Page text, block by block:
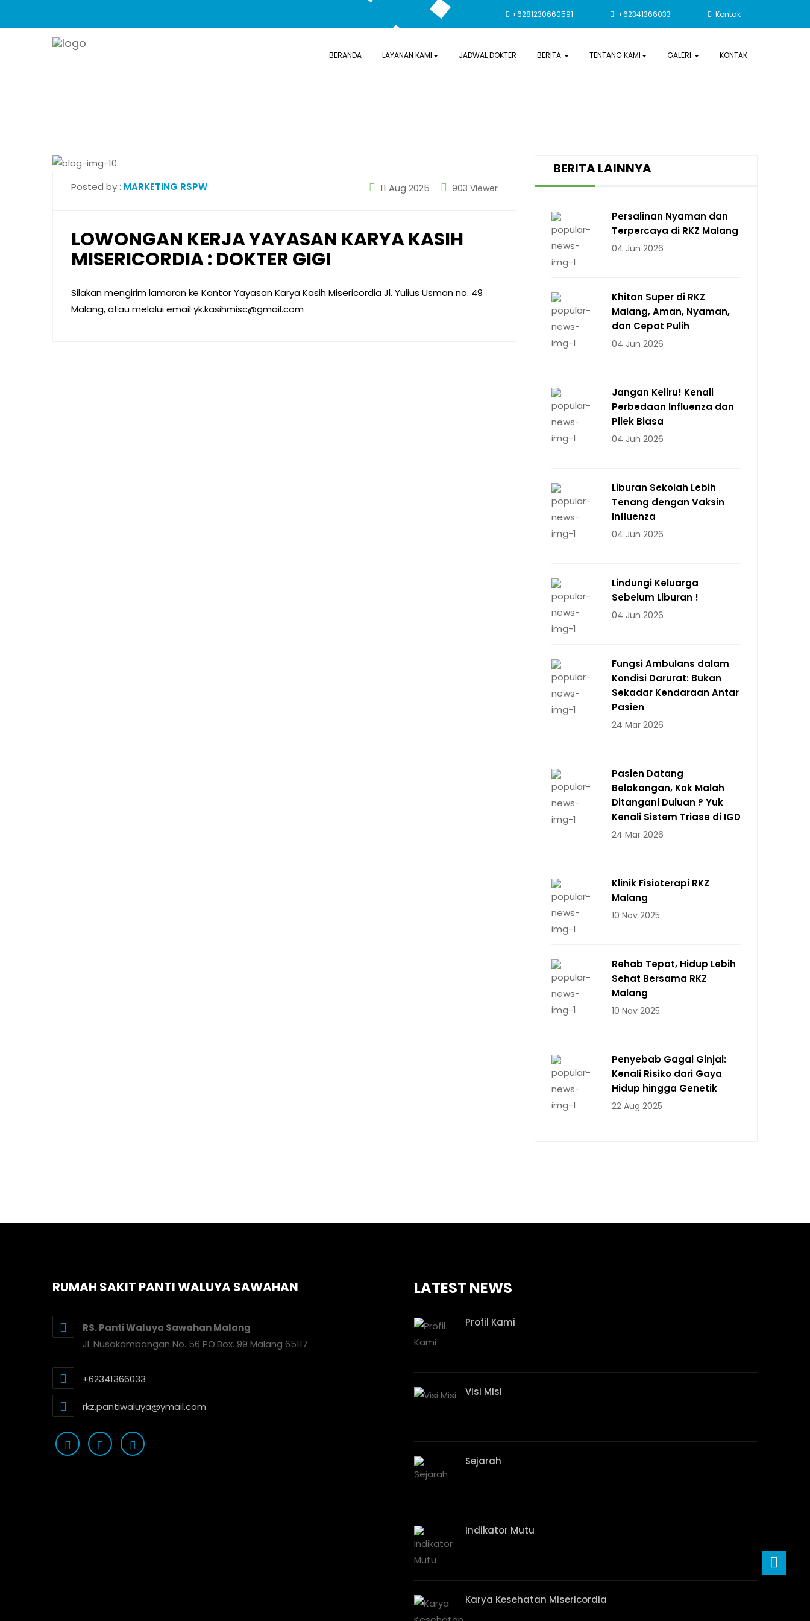
+6281230660591 +62341366033 Kontak
BERANDA LAYANAN KAMI JADWAL DOKTER BERITA TENTANG KAMI GALERI KONTAK
Posted by : MARKETING RSPW 11 Aug 2025 903 Viewer
LOWONGAN KERJA YAYASAN KARYA KASIH
MISERICORDIA : DOKTER GIGI
Silakan mengirim lamaran ke Kantor Yayasan Karya Kasih Misericordia Jl. Yulius Usman no. 49
Malang, atau melalui email yk.kasihmisc@gmail.com
BERITA LAINNYA
Persalinan Nyaman dan
Terpercaya di RKZ Malang
04 Jun 2026
Khitan Super di RKZ
Malang, Aman, Nyaman,
dan Cepat Pulih
04 Jun 2026
Jangan Keliru! Kenali
Perbedaan Influenza dan
Pilek Biasa
04 Jun 2026
Liburan Sekolah Lebih
Tenang dengan Vaksin
Influenza
04 Jun 2026
Lindungi Keluarga
Sebelum Liburan !
04 Jun 2026
Fungsi Ambulans dalam
Kondisi Darurat: Bukan
Sekadar Kendaraan Antar
Pasien
24 Mar 2026
Pasien Datang
Belakangan, Kok Malah
Ditangani Duluan ? Yuk
Kenali Sistem Triase di IGD
24 Mar 2026
Klinik Fisioterapi RKZ
Malang
10 Nov 2025
Rehab Tepat, Hidup Lebih
Sehat Bersama RKZ
Malang
10 Nov 2025
Penyebab Gagal Ginjal:
Kenali Risiko dari Gaya
Hidup hingga Genetik
22 Aug 2025
RUMAH SAKIT PANTI WALUYA SAWAHAN
RS. Panti Waluya Sawahan Malang
Jl. Nusakambangan No. 56 PO.Box. 99 Malang 65117
+62341366033
rkz.pantiwaluya@ymail.com
LATEST NEWS
Profil Kami
Visi Misi
Sejarah
Indikator Mutu
Karya Kesehatan Misericordia